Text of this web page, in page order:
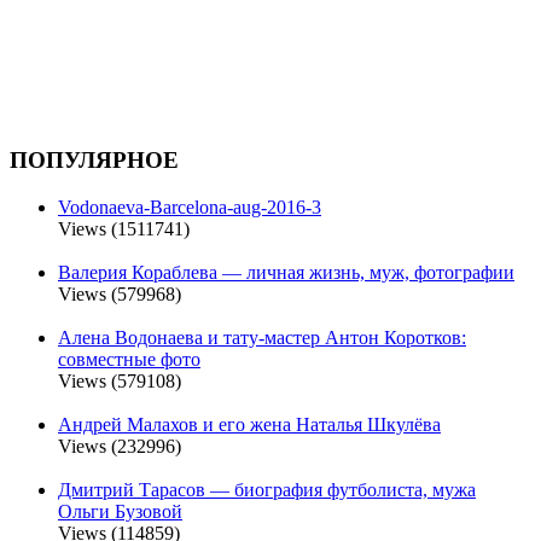
ПОПУЛЯРНОЕ
Vodonaeva-Barcelona-aug-2016-3
Views (1511741)
Валерия Кораблева — личная жизнь, муж, фотографии
Views (579968)
Алена Водонаева и тату-мастер Антон Коротков:
совместные фото
Views (579108)
Андрей Малахов и его жена Наталья Шкулёва
Views (232996)
Дмитрий Тарасов — биография футболиста, мужа
Ольги Бузовой
Views (114859)